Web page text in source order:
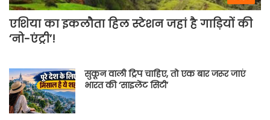
एशिया का इकलौता हिल स्टेशन जहां है गाड़ियों की
‘नो-एंट्री’!
सुकून वाली ट्रिप चाहिए, तो एक बार जरूर जाएं
भारत की ‘साइलेंट सिटी’